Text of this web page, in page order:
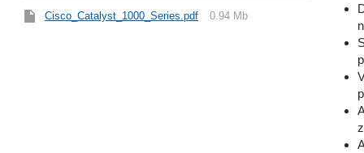
Cisco_Catalyst_1000_Series.pdf 0.94 Mb